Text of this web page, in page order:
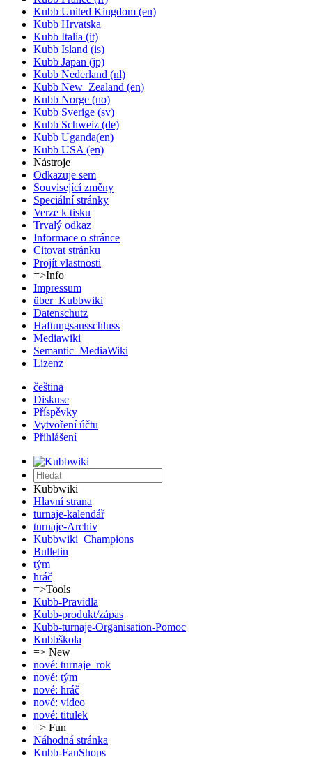
Kubb United Kingdom (en)
Kubb Hrvatska
Kubb Italia (it)
Kubb Island (is)
Kubb Japan (jp)
Kubb Nederland (nl)
Kubb New_Zealand (en)
Kubb Norge (no)
Kubb Sverige (sv)
Kubb Schweiz (de)
Kubb Uganda(en)
Kubb USA (en)
Nástroje
Odkazuje sem
Související změny
Speciální stránky
Verze k tisku
Trvalý odkaz
Informace o stránce
Citovat stránku
Projít vlastnosti
=>Info
Impressum
über_Kubbwiki
Datenschutz
Haftungsausschluss
Mediawiki
Semantic_MediaWiki
Lizenz
čeština
Diskuse
Příspěvky
Vytvoření účtu
Přihlášení
Kubbwiki
Hlavní strana
turnaje-kalendář
turnaje-Archiv
Kubbwiki_Champions
Bulletin
tým
hráč
=>Tools
Kubb-Pravidla
Kubb-produkt/zápas
Kubb-turnaje-Organisation-Pomoc
Kubbškola
=> New
nové: turnaje_rok
nové: tým
nové: hráč
nové: video
nové: titulek
=> Fun
Náhodná stránka
Kubb-FanShops